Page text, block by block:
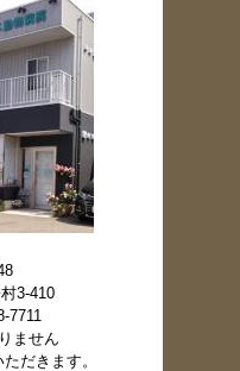
3-410
7711
ません
だきます。